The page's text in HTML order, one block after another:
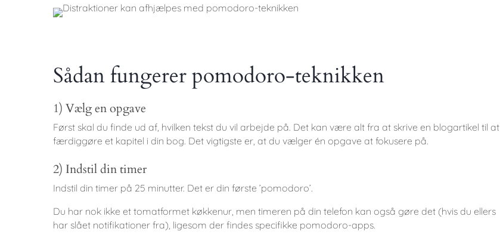
Sådan fungerer pomodoro-teknikken
1) Vælg en opgave
Først skal du finde ud af, hvilken tekst du vil arbejde på. Det kan være alt fra at skrive en blogartikel til at
færdiggøre et kapitel i din bog. Det vigtigste er, at du vælger én opgave at fokusere på.
2) Indstil din timer
Indstil din timer på 25 minutter. Det er din første ’pomodoro’.
Du har nok ikke et tomatformet køkkenur, men timeren på din telefon kan også gøre det (hvis du ellers
har slået notifikationer fra), ligesom der findes specifikke pomodoro-apps.